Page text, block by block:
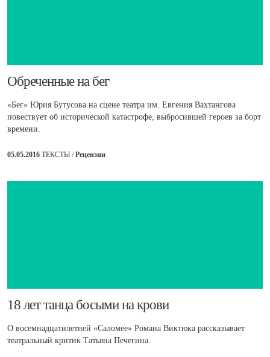
​Обреченные на бег
«Бег» Юрия Бутусова на сцене театра им. Евгения Вахтангова
повествует об исторической катастрофе, выбросившей героев за борт
времени.
05.05.2016 ТЕКСТЫ /Рецензии
​18 лет танца босыми на крови
О восемнадцатилетней «Саломее» Романа Виктюка рассказывает
театральный критик Татьяна Печегина.